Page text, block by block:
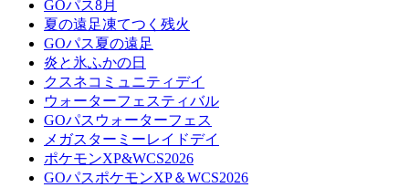
GOパス8月
夏の遠足凍てつく残火
GOパス夏の遠足
炎と氷ふかの日
クスネコミュニティデイ
ウォーターフェスティバル
GOパスウォーターフェス
メガスターミーレイドデイ
ポケモンXP&WCS2026
GOパスポケモンXP＆WCS2026